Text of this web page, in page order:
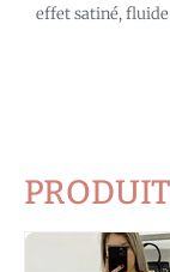
effet satiné, fluide